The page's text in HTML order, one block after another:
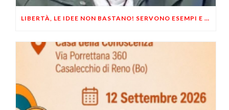
LIBERTÀ, LE IDEE NON BASTANO! SERVONO ESEMPI E UN PO’ DI COERENZA